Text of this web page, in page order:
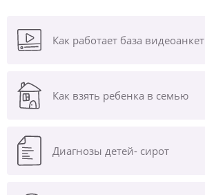
Как работает база видеоанкет
Как взять ребенка в семью
Диагнозы детей- сирот